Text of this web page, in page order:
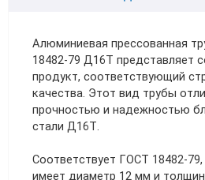
Алюминиевая прессованная
18482-79 Д16Т представляет
продукт, соответствующий
качества. Этот вид трубы
прочностью и надежностью
стали Д16Т.
Соответствует ГОСТ 18482-
имеет диаметр 12 мм и